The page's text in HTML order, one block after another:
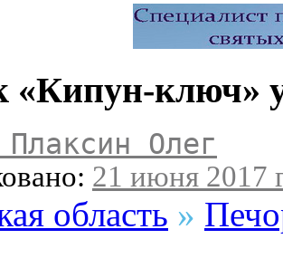
«Кипун-ключ»
Олег
21 июня 2017
область »